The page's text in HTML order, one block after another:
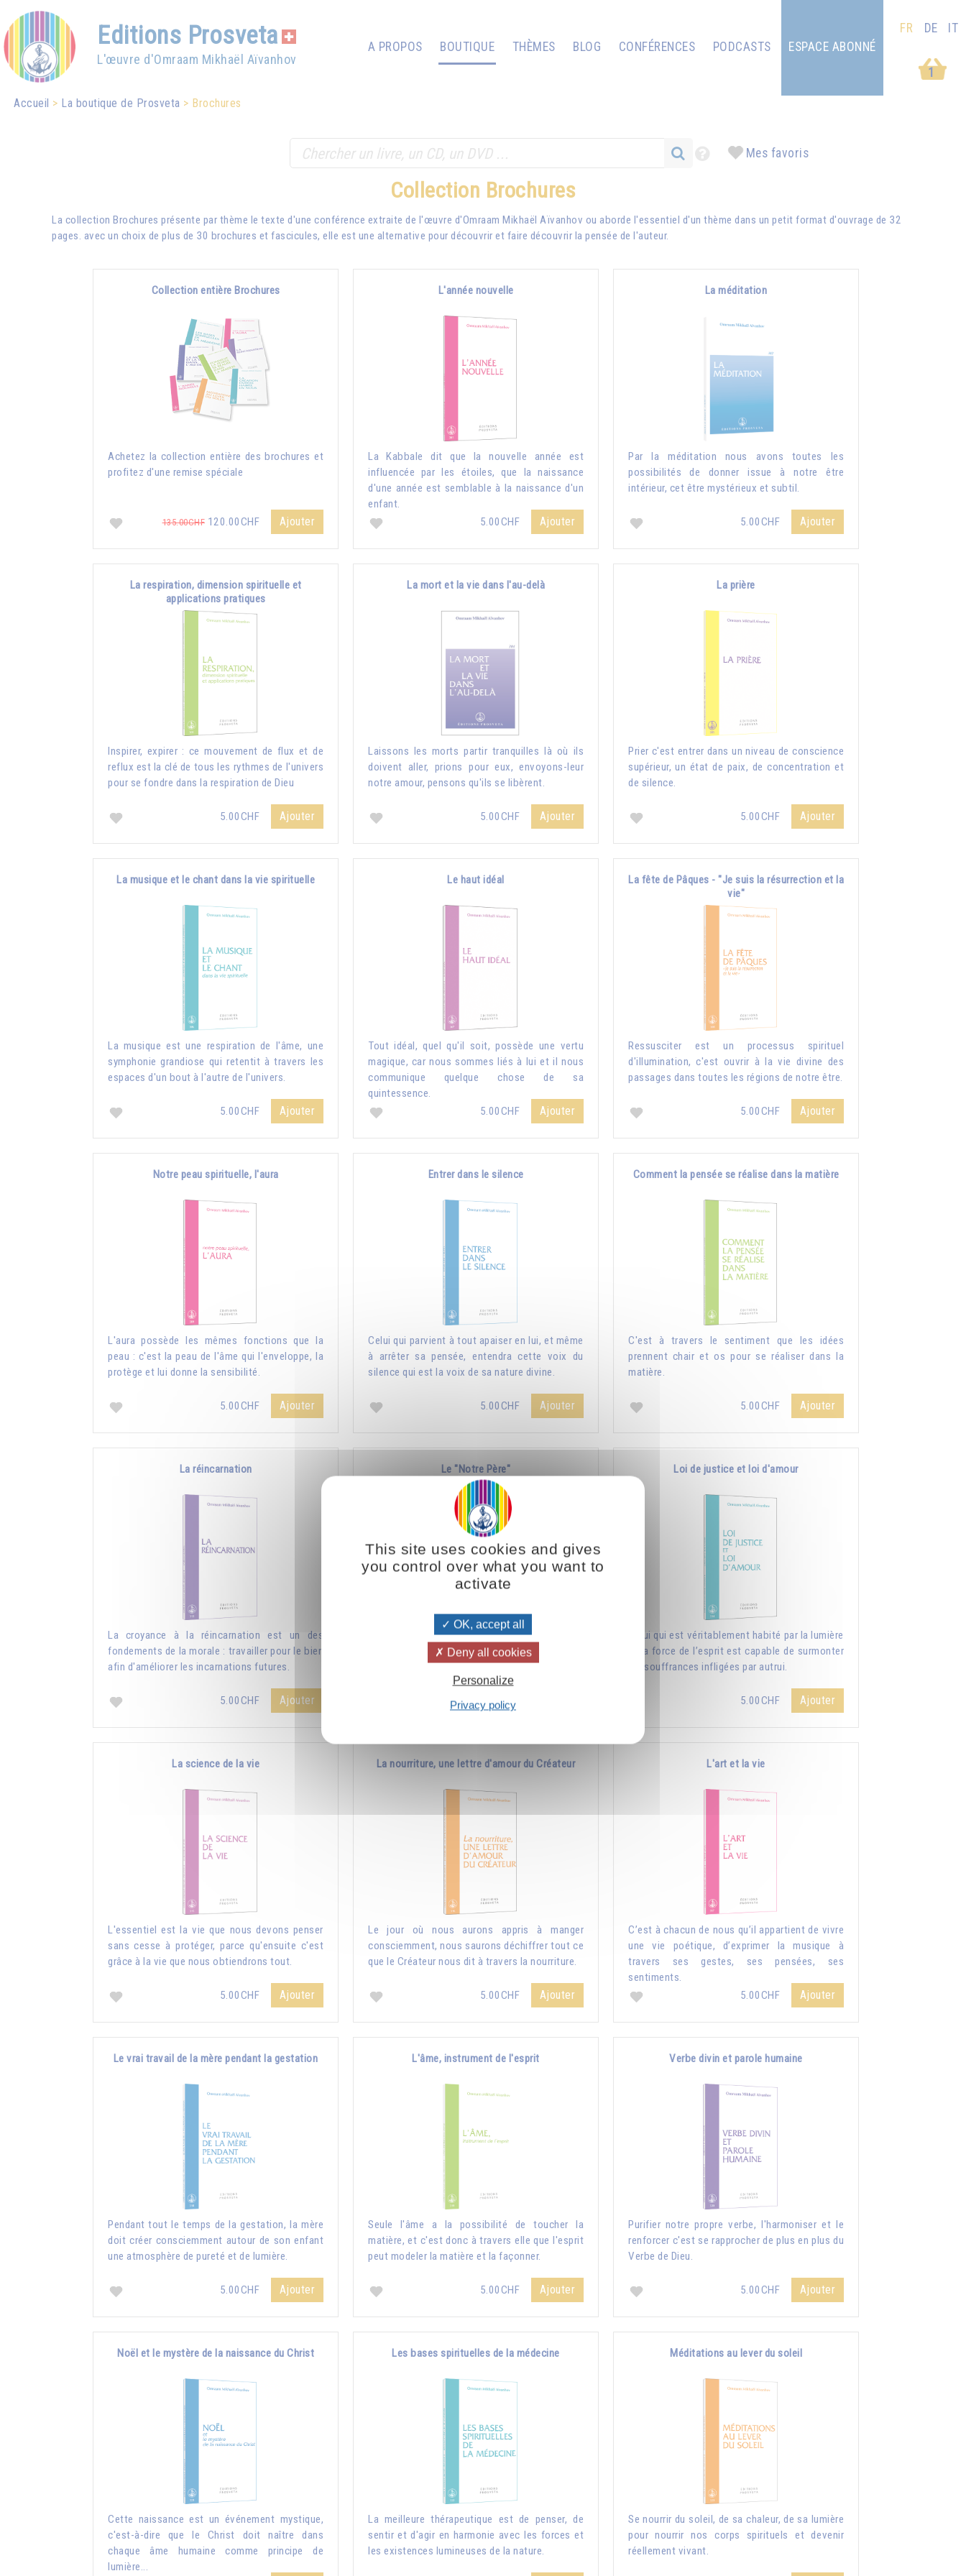
Editions Prosveta
L'œuvre d'Omraam Mikhaël Aïvanhov
A PROPOS BOUTIQUE THÈMES BLOG CONFÉRENCES
PODCASTS
1
ESPACE ABONNÉ
FR DE IT
Accueil La boutique de Prosveta Brochures
Mes favoris
Collection Brochures
La collection Brochures présente par thème le texte d'une conférence extraite de l'œuvre d'Omraam Mikhaël Aïvanhov ou aborde l'essentiel d'un thème dans un petit format d'ouvrage de 32
pages. avec un choix de plus de 30 brochures et fascicules, elle est une alternative pour découvrir et faire découvrir la pensée de l'auteur.
Collection entière Brochures
Achetez la collection entière des brochures et
profitez d'une remise spéciale
135.00CHF 120.00CHF Ajouter
L'année nouvelle
La Kabbale dit que la nouvelle année est
influencée par les étoiles, que la naissance
d'une année est semblable à la naissance d'un
enfant.
5.00CHF
Ajouter
La méditation
Par la méditation nous avons toutes les
possibilités de donner issue à notre être
intérieur, cet être mystérieux et subtil.
5.00CHF Ajouter
La respiration, dimension spirituelle et
applications pratiques
Inspirer, expirer : ce mouvement de flux et de
reflux est la clé de tous les rythmes de l'univers
pour se fondre dans la respiration de Dieu
5.00CHF Ajouter
La mort et la vie dans l'au-delà
Laissons les morts partir tranquilles là où ils
doivent aller, prions pour eux, envoyons-leur
notre amour, pensons qu'ils se libèrent.
5.00CHF Ajouter
La prière
Prier c'est entrer dans un niveau de conscience
supérieur, un état de paix, de concentration et
de silence.
5.00CHF Ajouter
La musique et le chant dans la vie spirituelle
La musique est une respiration de l'âme, une
symphonie grandiose qui retentit à travers les
espaces d'un bout à l'autre de l'univers.
5.00CHF Ajouter
Le haut idéal
Tout idéal, quel qu'il soit, possède une vertu
magique, car nous sommes liés à lui et il nous
communique quelque chose de sa
quintessence.
5.00CHF
Ajouter
La fête de Pâques - "Je suis la résurrection et la
vie"
Ressusciter est un processus spirituel
d'illumination, c'est ouvrir à la vie divine des
passages dans toutes les régions de notre être.
5.00CHF Ajouter
Notre peau spirituelle, l'aura
L'aura possède les mêmes fonctions que la
peau : c'est la peau de l'âme qui l'enveloppe, la
protège et lui donne la sensibilité.
5.00CHF Ajouter
Entrer dans le silence
Celui qui parvient à tout apaiser en lui, et même
à arrêter sa pensée, entendra cette voix du
silence qui est la voix de sa nature divine.
5.00CHF Ajouter
Comment la pensée se réalise dans la matière
C'est à travers le sentiment que les idées
prennent chair et os pour se réaliser dans la
matière.
5.00CHF Ajouter
La réincarnation
La croyance à la réincarnation est un des
fondements de la morale : travailler pour le bien
afin d'améliorer les incarnations futures.
5.00CHF Ajouter
Le "Notre Père"
Jésus a mis dans "Le Notre Père" une science
très ancienne qui existait déjà bien avant lui et
qu'il avait reçue de la tradition.
5.00CHF
Loi de justice et loi d'amour
Celui qui est véritablement habité par la lumière
et la force de l’esprit est capable de surmonter
les souffrances infligées par autrui.
5.00CHF Ajouter
La science de la vie
L'essentiel est la vie que nous devons penser
sans cesse à protéger, parce qu'ensuite c'est
grâce à la vie que nous obtiendrons tout.
5.00CHF Ajouter
La nourriture, une lettre d'amour du Créateur
Le jour où nous aurons appris à manger
consciemment, nous saurons déchiffrer tout ce
que le Créateur nous dit à travers la nourriture.
5.00CHF Ajouter
L'art et la vie
C’est à chacun de nous qu’il appartient de vivre
une vie poétique, d’exprimer la musique à
travers ses gestes, ses pensées, ses
sentiments.
5.00CHF
Ajouter
Le vrai travail de la mère pendant la gestation
Pendant tout le temps de la gestation, la mère
doit créer consciemment autour de son enfant
une atmosphère de pureté et de lumière.
5.00CHF Ajouter
L'âme, instrument de l'esprit
Seule l'âme a la possibilité de toucher la
matière, et c'est donc à travers elle que l'esprit
peut modeler la matière et la façonner.
5.00CHF Ajouter
Verbe divin et parole humaine
Purifier notre propre verbe, l'harmoniser et le
renforcer c'est se rapprocher de plus en plus du
Verbe de Dieu.
5.00CHF Ajouter
Noël et le mystère de la naissance du Christ
Cette naissance est un événement mystique,
c'est-à-dire que le Christ doit naître dans
chaque âme humaine comme principe de
lumière...
Les bases spirituelles de la médecine
La meilleure thérapeutique est de penser, de
sentir et d'agir en harmonie avec les forces et
les existences lumineuses de la nature.
Méditations au lever du soleil
Se nourrir du soleil, de sa chaleur, de sa lumière
pour nourrir nos corps spirituels et devenir
réellement vivant.
This site uses cookies and gives
you control over what you want to
activate
OK, accept all
Deny all cookies
Personalize
Privacy policy